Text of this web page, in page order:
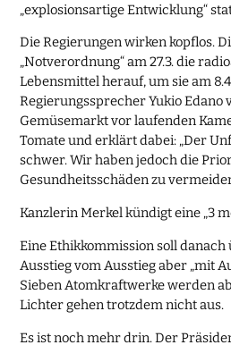
„explosionsartige Entwicklung“
Die Regierungen wirken kopflos.
„Notverordnung“ am 27.3. die
Lebensmittel herauf, um sie am
Regierungssprecher Yukio Edano
Gemüsemarkt vor laufenden
Tomate und erklärt dabei: „Der
schwer. Wir haben jedoch die
Gesundheitsschäden zu
Kanzlerin Merkel kündigt eine „3
Eine Ethikkommission soll
Ausstieg vom Ausstieg aber „mit
Sieben Atomkraftwerke werden
Lichter gehen trotzdem nicht aus.
Es ist noch mehr drin. Der